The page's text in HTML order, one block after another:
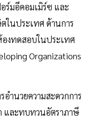
ร์มอีคอมเมิร์ซ และ
นประเทศ ด้านการ
งทดสอบในประเทศ
Organizations
อำนวยความสะดวกการ
และทบทวนอัตราภาษี